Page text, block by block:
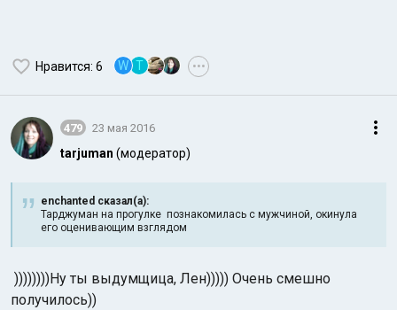
Нравится: 6 W Т •••
479 23 мая 2016
tarjuman (модератор)
enchanted сказал(а):
Тарджуман на прогулке познакомилась с мужчиной, окинула
его оценивающим взглядом
))))))))Ну ты выдумщица, Лен))))) Очень смешно
получилось))